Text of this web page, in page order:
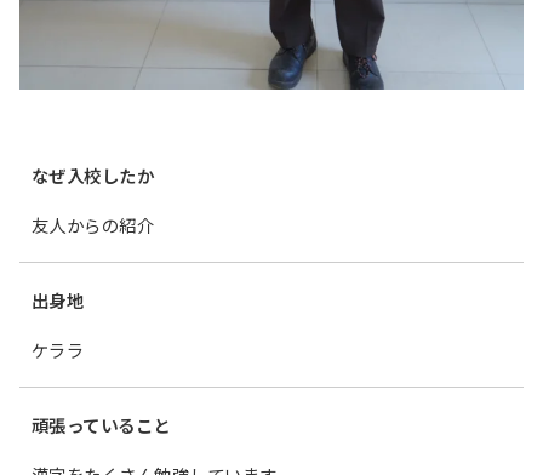
なぜ入校したか
友人からの紹介
出身地
ケララ
頑張っていること